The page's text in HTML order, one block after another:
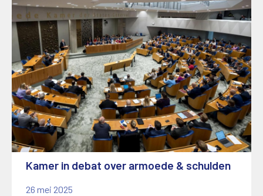
Kamer in debat over armoede & schulden
26 mei 2025